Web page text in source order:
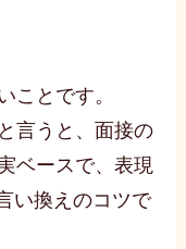
ことです。
言うと、面接の
ベースで、表現
い換えのコツで